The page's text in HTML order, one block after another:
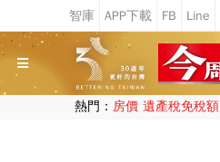
熱門： 房價 遺產稅免稅額